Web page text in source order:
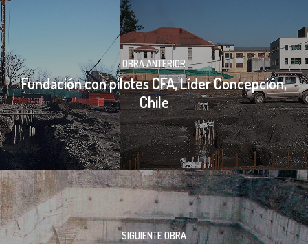
OBRA ANTERIOR
Fundación con pilotes CFA, Líder Concepción,
Chile
SIGUIENTE OBRA